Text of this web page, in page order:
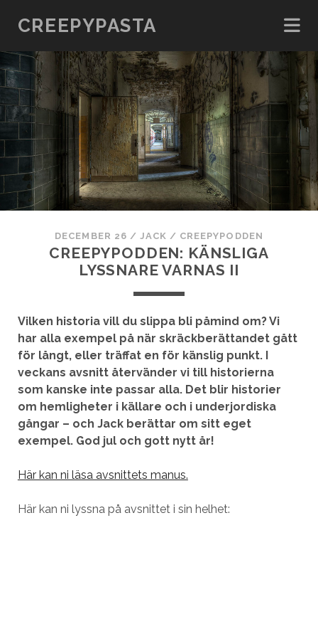
CREEPYPASTA
DECEMBER 26 / JACK / CREEPYPODDEN
CREEPYPODDEN: KÄNSLIGA
LYSSNARE VARNAS II
Vilken historia vill du slippa bli påmind om? Vi
har alla exempel på när skräckberättandet gått
för långt, eller träffat en för känslig punkt. I
veckans avsnitt återvänder vi till historierna
som kanske inte passar alla. Det blir historier
om hemligheter i källare och i underjordiska
gångar – och Jack berättar om sitt eget
exempel. God jul och gott nytt år!
Här kan ni läsa avsnittets manus.
Här kan ni lyssna på avsnittet i sin helhet: